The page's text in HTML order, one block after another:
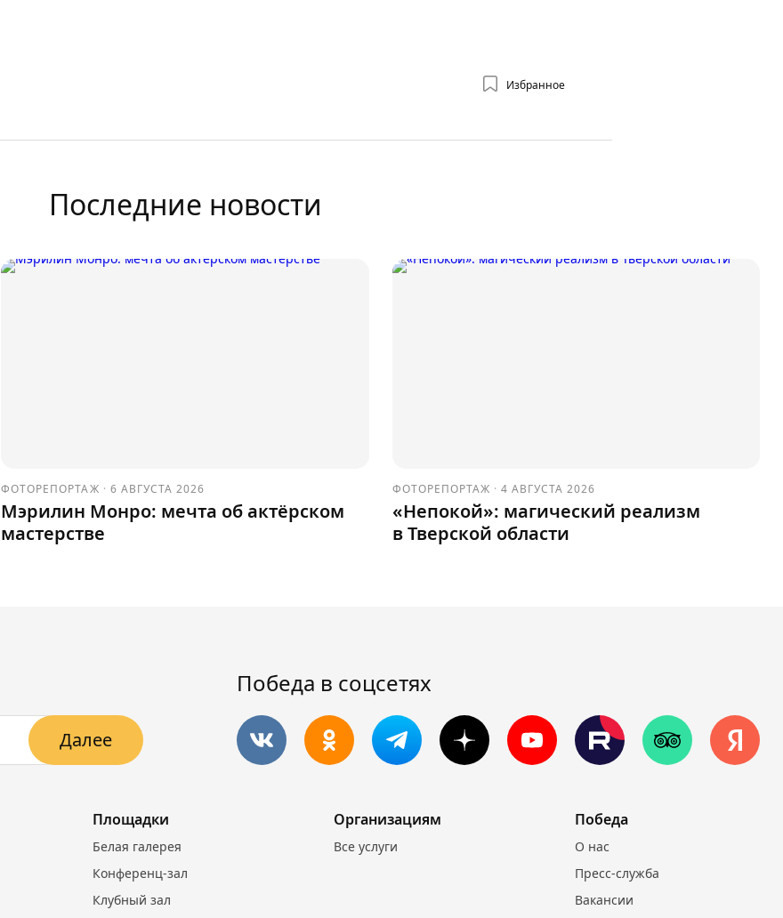
Избранное
Последние новости
ФОТОРЕПОРТАЖ · 6 АВГУСТА 2026
Мэрилин Монро: мечта об актёрском
мастерстве
ФОТОРЕПОРТАЖ · 4 АВГУСТА 2026
«Непокой»: магический реализм
в Тверской области
Далее
Победа в соцсетях
Площадки
Белая галерея
Конференц-зал
Клубный зал
Организациям
Все услуги
Победа
О нас
Пресс-служба
Вакансии